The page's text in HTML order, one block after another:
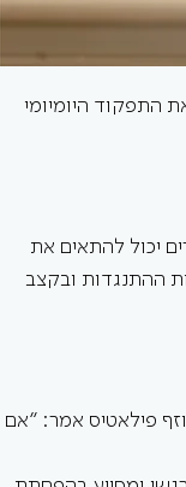
התפקוד היומיומי
יכול להתאים את
ההתנגדות ובקצב
פילאטיס אמר: "אם